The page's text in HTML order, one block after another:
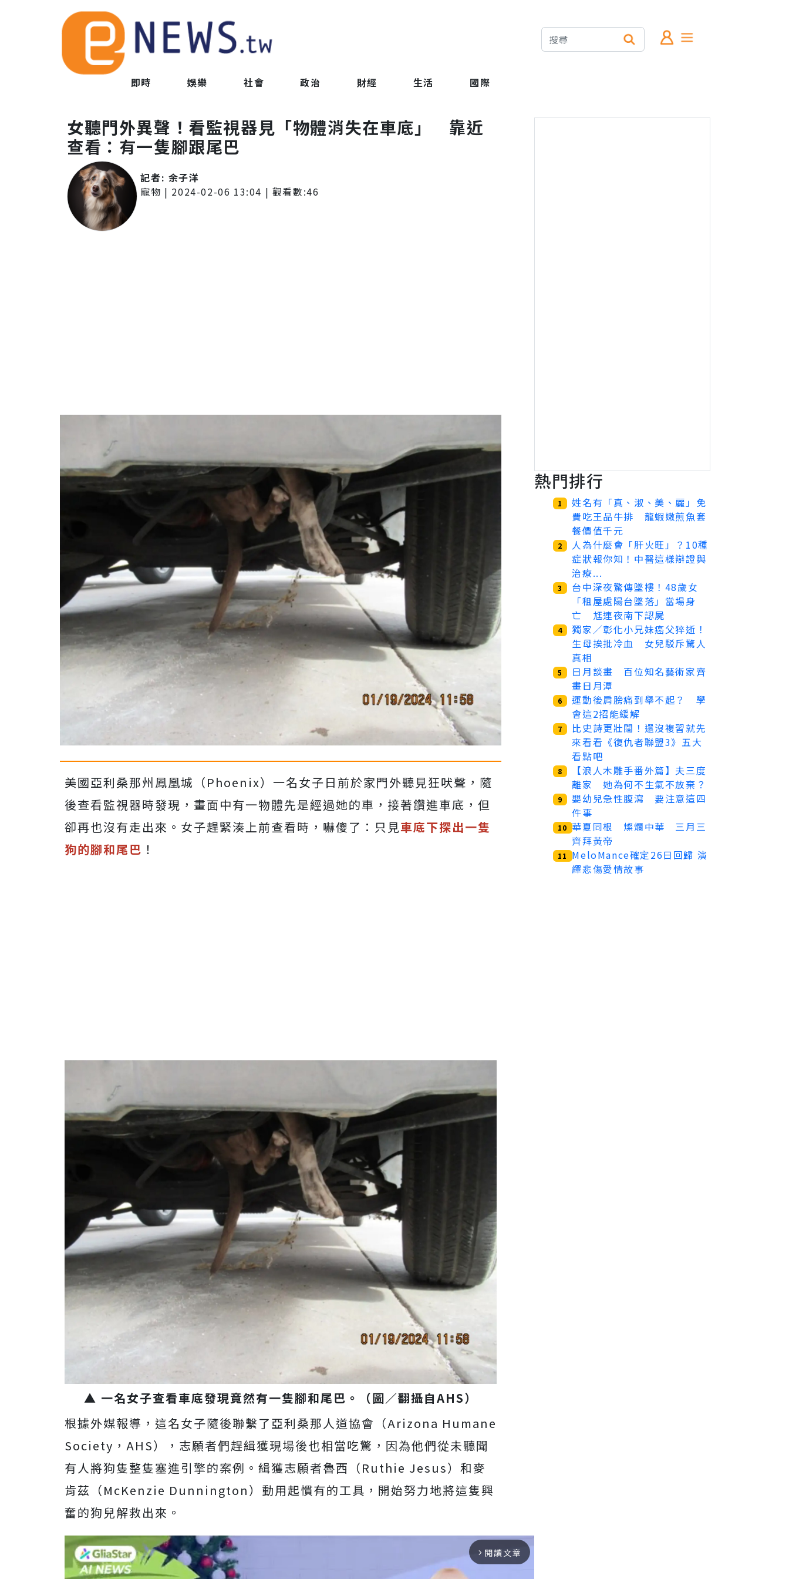
即時 娛樂 社會 政治 財經 生活 國際
女聽門外異聲！看監視器見「物體消失在車底」 靠近
查看：有一隻腳跟尾巴
記者: 余子洋
寵物 | 2024-02-06 13:04 | 觀看數:46
美國亞利桑那州鳳凰城（Phoenix）一名女子日前於家門外聽見狂吠聲，隨
後查看監視器時發現，畫面中有一物體先是經過她的車，接著鑽進車底，但
卻再也沒有走出來。女子趕緊湊上前查看時，嚇傻了：只見車底下探出一隻
狗的腳和尾巴 ！
▲ 一名女子查看車底發現竟然有一隻腳和尾巴。（圖／翻攝自AHS）
根據外媒報導，這名女子隨後聯繫了亞利桑那人道協會（Arizona Humane
Society，AHS），志願者們趕緝獲現場後也相當吃驚，因為他們從未聽聞
有人將狗隻整隻塞進引擎的案例。緝獲志願者魯西（Ruthie Jesus）和麥
肯茲（McKenzie Dunnington）動用起慣有的工具，開始努力地將這隻興
奮的狗兒解救出來。
arrow_forward_ios 閱讀文章
熱門排行
1
姓名有「真、淑、美、麗」免
費吃王品牛排 龍蝦嫩煎魚套
餐價值千元
2
人為什麼會「肝火旺」？10種
症狀報你知！中醫這樣辯證與
治療...
3
台中深夜驚傳墜樓！48歲女
「租屋處陽台墜落」當場身
亡 尪連夜南下認屍
4
獨家／彰化小兄妹癌父猝逝！
生母挨批冷血 女兒駁斥驚人
真相
5
日月談畫 百位知名藝術家齊
畫日月潭
6
運動後肩膀痛到舉不起？ 學
會這2招能緩解
7
比史詩更壯闊！還沒複習就先
來看看《復仇者聯盟3》五大
看點吧
8
【浪人木雕手番外篇】夫三度
離家 她為何不生氣不放棄？
9
嬰幼兒急性腹瀉 要注意這四
件事
10 華夏同根 燦爛中華 三月三
齊拜黃帝
11
MeloMance確定26日回歸 演
繹悲傷愛情故事